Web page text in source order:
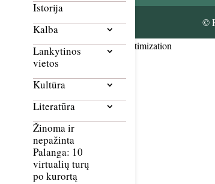
Istorija
Kalba
Lankytinos
vietos
Kultūra
Literatūra
Žinoma ir
nepažinta
Palanga: 10
virtualių turų
po kurortą
©
Smush Image Compression and Optimization